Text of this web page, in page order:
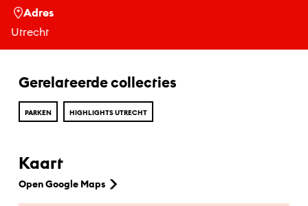
Adres
Utrecht
Gerelateerde collecties
PARKEN HIGHLIGHTS UTRECHT
Kaart
Open Google Maps